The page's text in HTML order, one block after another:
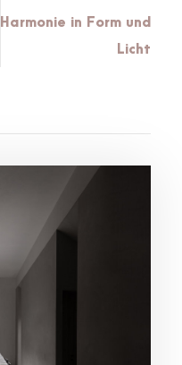
Harmonie in Form und
Licht